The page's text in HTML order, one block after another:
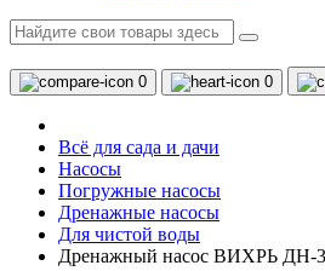
0 0
Всё для сада и дачи
Насосы
Погружные насосы
Дренажные насосы
Для чистой воды
Дренажный насос ВИХРЬ ДН-